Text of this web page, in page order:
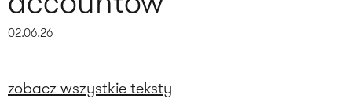
02.06.26
zobacz wszystkie teksty